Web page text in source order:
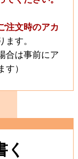
注文時のアカ
ます。
合は事前にア
）
く